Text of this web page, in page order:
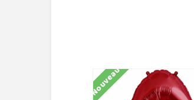
Nouveau